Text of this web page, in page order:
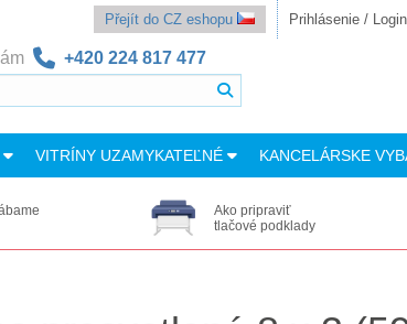
Přejít do CZ eshopu Prihlásenie / Login
+420 224 817 477
VITRÍNY UZAMYKATEĽNÉ KANCELÁRSKE
Ako pripraviť
tlačové podklady